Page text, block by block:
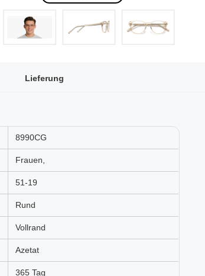
Lieferung
8990CG
Frauen,
51-19
Rund
Vollrand
Azetat
365 Tag